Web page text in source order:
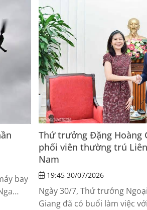
thời nhất trí tổ chức cuộc
tại thủ đô Caracas trong
bay
Thứ trưởng Đặng Hoàng
phối viên thường trú
Nam
19:45 30/07/2026
Ngày 30/7, Thứ trưởng
Giang đã có buổi làm việc